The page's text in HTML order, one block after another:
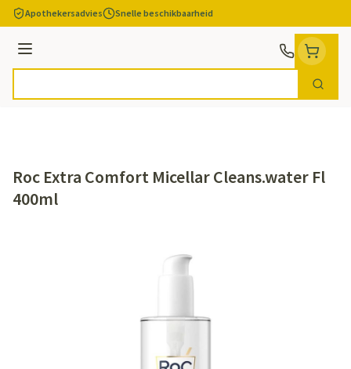
Ga naar de inhoud
Apothekersadvies Snelle beschikbaarheid
Menu
Zoek
Roc Extra Comfort Micellar Cleans.water Fl
400ml